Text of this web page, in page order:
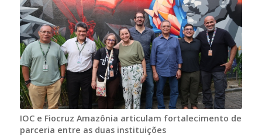
IOC e Fiocruz Amazônia articulam fortalecimento de
parceria entre as duas instituições